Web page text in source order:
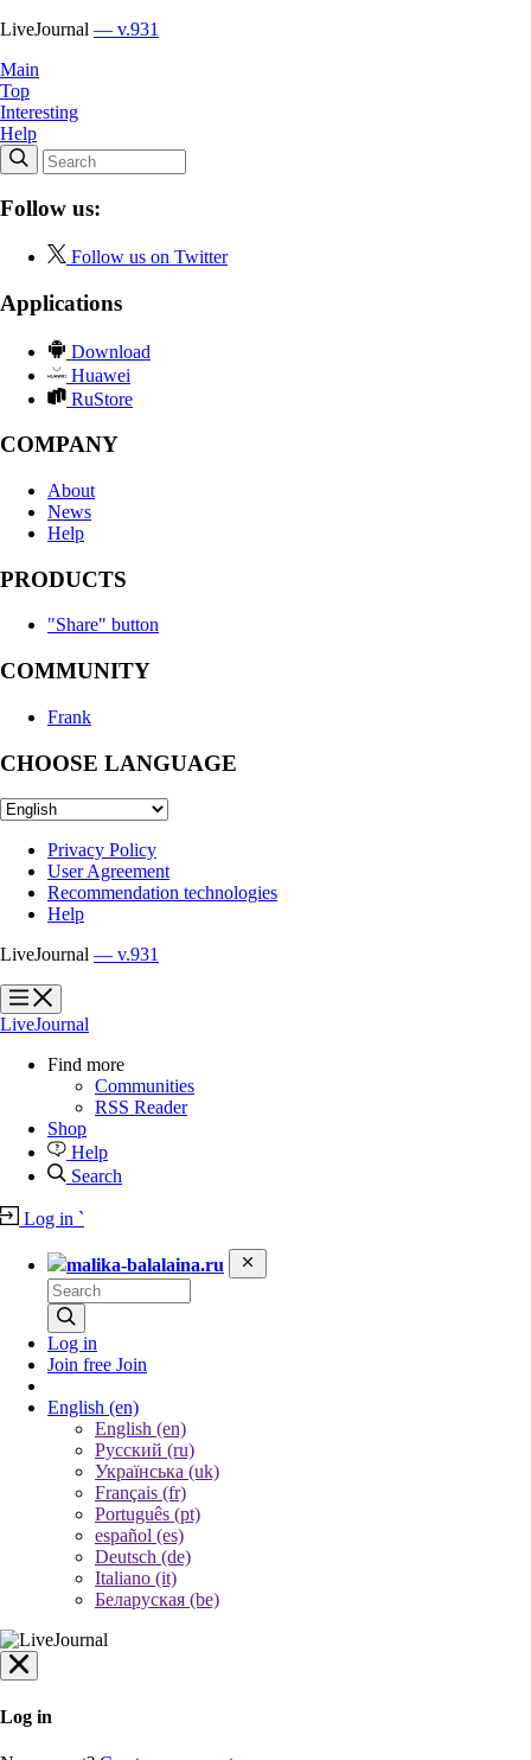
LiveJournal — v.931
Main
Top
Interesting
Help
Follow us:
Follow us on Twitter
Applications
Download
Huawei
RuStore
COMPANY
About
News
Help
PRODUCTS
"Share" button
COMMUNITY
Frank
CHOOSE LANGUAGE
Privacy Policy
User Agreement
Recommendation technologies
Help
LiveJournal — v.931
?
?
LiveJournal
Find more
Communities
RSS Reader
Shop
Help
Search
Log in `
malika-balalaina.ru
Log in
Join free Join
English (en)
English (en)
Русский (ru)
Українська (uk)
Français (fr)
Português (pt)
español (es)
Deutsch (de)
Italiano (it)
Беларуская (be)
Log in